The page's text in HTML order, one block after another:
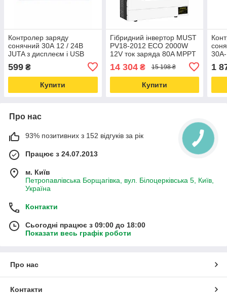
Контролер заряду
сонячний 30А 12 / 24В
JUTA з дисплеєм і USB
599 ₴
Купити
Гібридний інвертор MUST
PV18-2012 ECO 2000W
12V ток заряда 80A MPPT
14 304₴ 15 198 ₴
Купити
1
Про нас
93% позитивних з 152 відгуків за рік
Працює з 24.07.2013
м. Київ
Петропавлівська Борщагівка, вул. Білоцерківська 5, Київ,
Україна
Контакти
Сьогодні працює з 09:00 до 18:00
Показати весь графік роботи
Про нас
Контакти